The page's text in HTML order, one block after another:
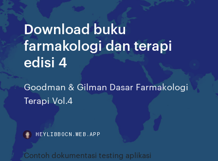
Download buku
farmakologi dan terapi
edisi 4
Goodman & Gilman Dasar Farmakologi
Terapi Vol.4
HEYLIBBOCN.WEB.APP
Contoh dokumentasi testing aplikasi